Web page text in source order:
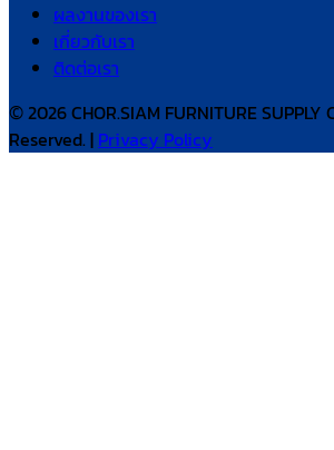
ผลงานของเรา
เกี่ยวกับเรา
ติดต่อเรา
© 2026 CHOR.SIAM FURNITURE SUPPLY
Reserved. | Privacy Policy